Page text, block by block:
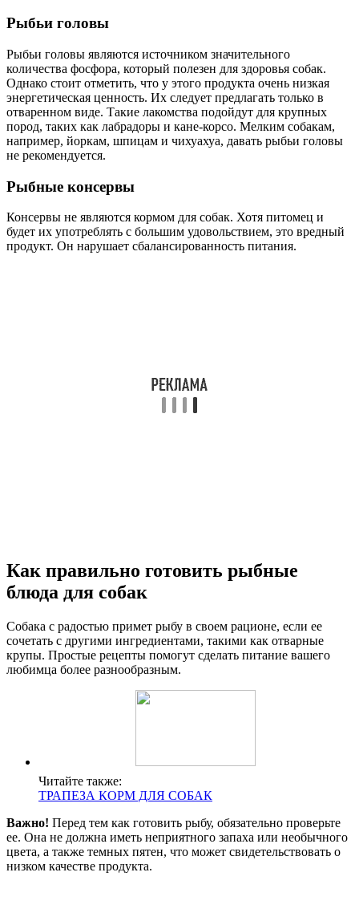
Рыбьи головы
Рыбьи головы являются источником значительного
количества фосфора, который полезен для здоровья собак.
Однако стоит отметить, что у этого продукта очень низкая
энергетическая ценность. Их следует предлагать только в
отваренном виде. Такие лакомства подойдут для крупных
пород, таких как лабрадоры и кане-корсо. Мелким собакам,
например, йоркам, шпицам и чихуахуа, давать рыбьи головы
не рекомендуется.
Рыбные консервы
Консервы не являются кормом для собак. Хотя питомец и
будет их употреблять с большим удовольствием, это вредный
продукт. Он нарушает сбалансированность питания.
Как правильно готовить рыбные
блюда для собак
Собака с радостью примет рыбу в своем рационе, если ее
сочетать с другими ингредиентами, такими как отварные
крупы. Простые рецепты помогут сделать питание вашего
любимца более разнообразным.
Читайте также:
ТРАПЕЗА КОРМ ДЛЯ СОБАК
Важно! Перед тем как готовить рыбу, обязательно проверьте
ее. Она не должна иметь неприятного запаха или необычного
цвета, а также темных пятен, что может свидетельствовать о
низком качестве продукта.